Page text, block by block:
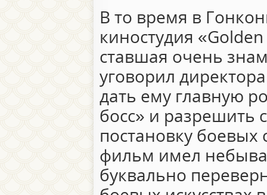
В то время в
киностудия
ставшая очень
уговорил
дать ему главную
босс» и разрешить
постановку
фильм имел
буквально